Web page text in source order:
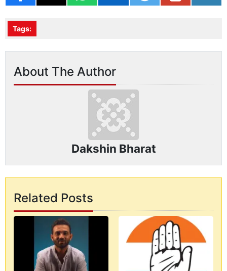
Tags:
About The Author
Dakshin Bharat
Related Posts